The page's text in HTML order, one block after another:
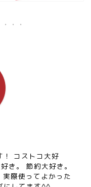
！ コストコ大好
き。 節約大好き。
際使ってよかった